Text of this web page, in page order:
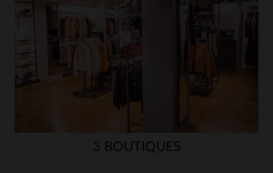
3 BOUTIQUES